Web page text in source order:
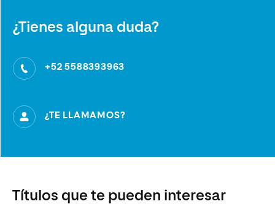
¿Tienes alguna duda?
+52 5588393963
¿TE LLAMAMOS?
Títulos que te pueden interesar